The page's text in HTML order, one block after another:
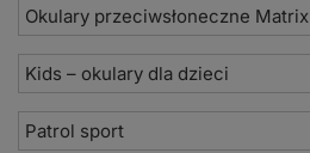
Okulary przeciwsłoneczne Matrix
Kids – okulary dla dzieci
Patrol sport